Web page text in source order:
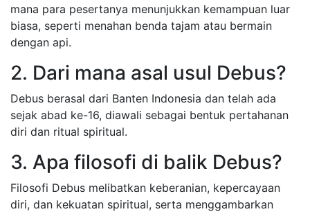
mana para pesertanya menunjukkan kemampuan luar
biasa, seperti menahan benda tajam atau bermain
dengan api.
2. Dari mana asal usul Debus?
Debus berasal dari Banten Indonesia dan telah ada
sejak abad ke-16, diawali sebagai bentuk pertahanan
diri dan ritual spiritual.
3. Apa filosofi di balik Debus?
Filosofi Debus melibatkan keberanian, kepercayaan
diri, dan kekuatan spiritual, serta menggambarkan